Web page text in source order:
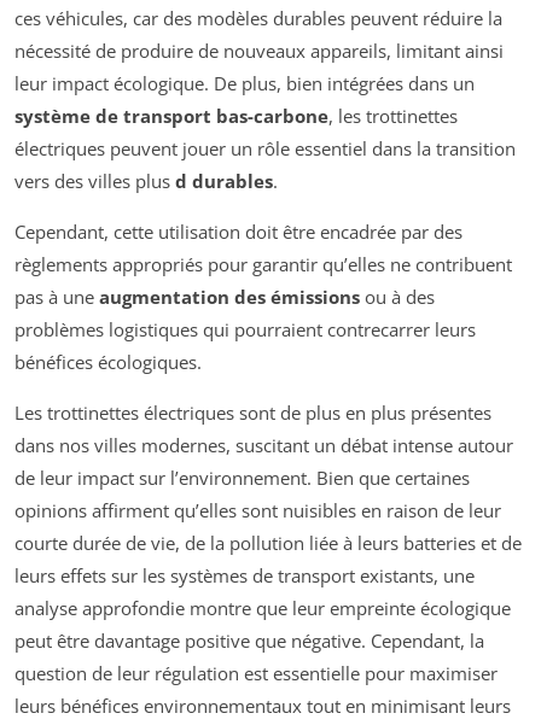
ces véhicules, car des modèles durables peuvent réduire la
nécessité de produire de nouveaux appareils, limitant ainsi
leur impact écologique. De plus, bien intégrées dans un
système de transport bas-carbone, les trottinettes
électriques peuvent jouer un rôle essentiel dans la transition
vers des villes plus d durables.
Cependant, cette utilisation doit être encadrée par des
règlements appropriés pour garantir qu’elles ne contribuent
pas à une augmentation des émissions ou à des
problèmes logistiques qui pourraient contrecarrer leurs
bénéfices écologiques.
Les trottinettes électriques sont de plus en plus présentes
dans nos villes modernes, suscitant un débat intense autour
de leur impact sur l’environnement. Bien que certaines
opinions affirment qu’elles sont nuisibles en raison de leur
courte durée de vie, de la pollution liée à leurs batteries et de
leurs effets sur les systèmes de transport existants, une
analyse approfondie montre que leur empreinte écologique
peut être davantage positive que négative. Cependant, la
question de leur régulation est essentielle pour maximiser
leurs bénéfices environnementaux tout en minimisant leurs